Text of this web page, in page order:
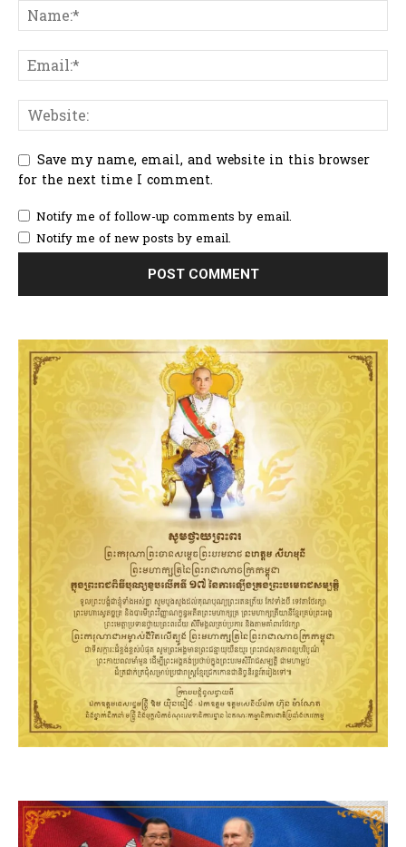
Save my name, email, and website in this browser
for the next time I comment.
Notify me of follow-up comments by email.
Notify me of new posts by email.